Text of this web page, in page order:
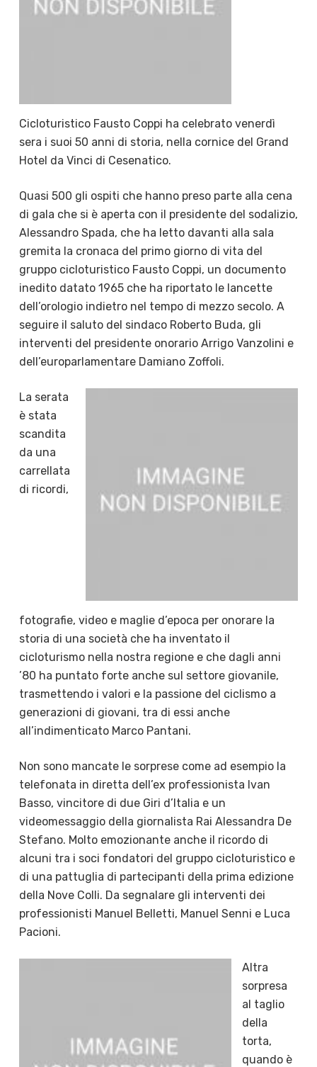
Cicloturistico Fausto Coppi ha celebrato venerdì
sera i suoi 50 anni di storia, nella cornice del Grand
Hotel da Vinci di Cesenatico.
Quasi 500 gli ospiti che hanno preso parte alla cena
di gala che si è aperta con il presidente del sodalizio,
Alessandro Spada, che ha letto davanti alla sala
gremita la cronaca del primo giorno di vita del
gruppo cicloturistico Fausto Coppi, un documento
inedito datato 1965 che ha riportato le lancette
dell’orologio indietro nel tempo di mezzo secolo. A
seguire il saluto del sindaco Roberto Buda, gli
interventi del presidente onorario Arrigo Vanzolini e
dell’europarlamentare Damiano Zoffoli.
La serata
è stata
scandita
da una
carrellata
di ricordi,
fotografie, video e maglie d’epoca per onorare la
storia di una società che ha inventato il
cicloturismo nella nostra regione e che dagli anni
’80 ha puntato forte anche sul settore giovanile,
trasmettendo i valori e la passione del ciclismo a
generazioni di giovani, tra di essi anche
all’indimenticato Marco Pantani.
Non sono mancate le sorprese come ad esempio la
telefonata in diretta dell’ex professionista Ivan
Basso, vincitore di due Giri d’Italia e un
videomessaggio della giornalista Rai Alessandra De
Stefano. Molto emozionante anche il ricordo di
alcuni tra i soci fondatori del gruppo cicloturistico e
di una pattuglia di partecipanti della prima edizione
della Nove Colli. Da segnalare gli interventi dei
professionisti Manuel Belletti, Manuel Senni e Luca
Pacioni.
Altra
sorpresa
al taglio
della
torta,
quando è